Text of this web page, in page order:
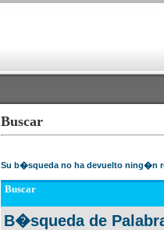
Buscar
Su b�squeda no ha devuelto ning�n
Buscar
B�squeda de